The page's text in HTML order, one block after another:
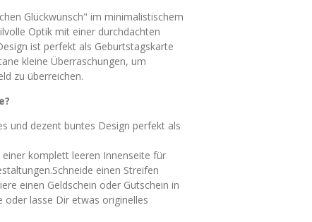
Glückwunsch" im minimalistischem
Optik mit einer durchdachten
ist perfekt als Geburtstagskarte
kleine Überraschungen, um
zu überreichen.
und dezent buntes Design perfekt als
einer komplett leeren Innenseite für
einen Streifen
einen Geldschein oder Gutschein in
oder lasse Dir etwas originelles